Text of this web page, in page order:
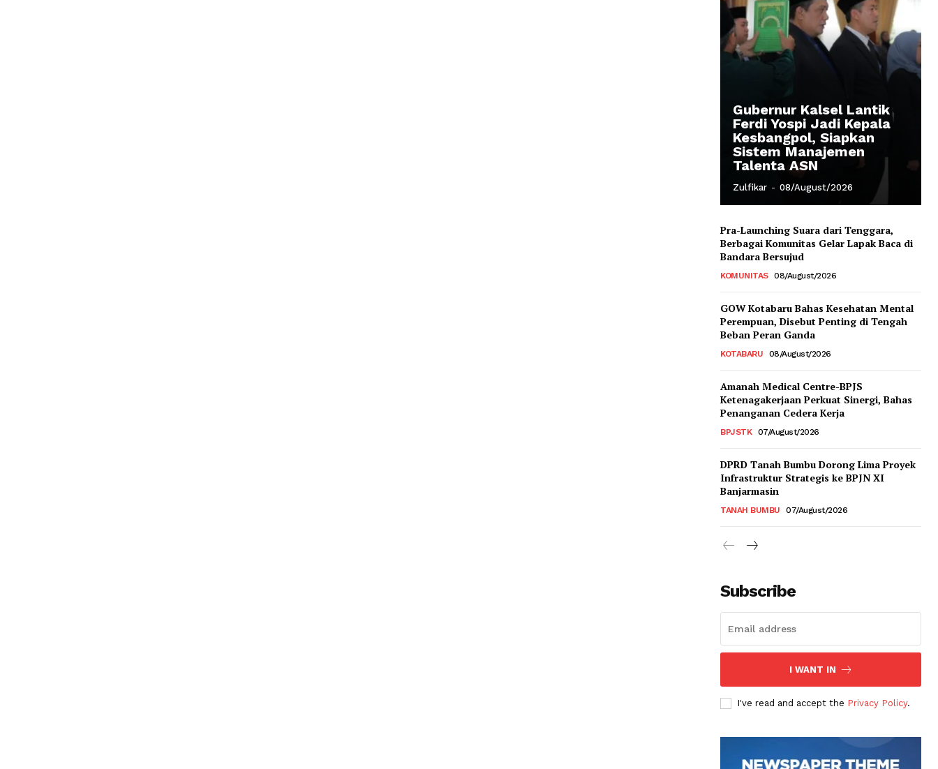
Gubernur Kalsel Lantik
Ferdi Yospi Jadi Kepala
Kesbangpol, Siapkan
Sistem Manajemen
Talenta ASN
Zulfikar - 08/August/2026
Pra-Launching Suara dari Tenggara,
Berbagai Komunitas Gelar Lapak Baca di
Bandara Bersujud
KOMUNITAS 08/August/2026
GOW Kotabaru Bahas Kesehatan Mental
Perempuan, Disebut Penting di Tengah
Beban Peran Ganda
KOTABARU 08/August/2026
Amanah Medical Centre-BPJS
Ketenagakerjaan Perkuat Sinergi, Bahas
Penanganan Cedera Kerja
BPJSTK 07/August/2026
DPRD Tanah Bumbu Dorong Lima Proyek
Infrastruktur Strategis ke BPJN XI
Banjarmasin
TANAH BUMBU 07/August/2026
Subscribe
I WANT IN
I've read and accept the Privacy Policy.